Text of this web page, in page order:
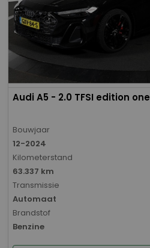
Audi A5 - 2.0 TFSI edition one
Bouwjaar
12-2024
Kilometerstand
63.337 km
Transmissie
Automaat
Brandstof
Benzine